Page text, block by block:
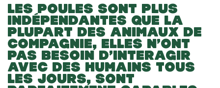
LES POULES SONT PLUS
INDÉPENDANTES QUE LA
PLUPART DES ANIMAUX DE
COMPAGNIE, ELLES N’ONT
PAS BESOIN D’INTERAGIR
AVEC DES HUMAINS TOUS
LES JOURS, SONT